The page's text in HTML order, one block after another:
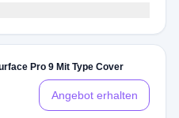
Pro 9 Mit Type Cover
Angebot erhalten